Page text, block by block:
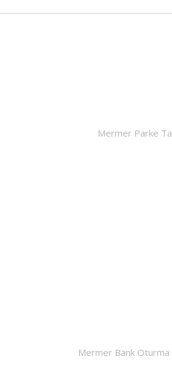
Mermer Parke
Mermer Bank Oturma